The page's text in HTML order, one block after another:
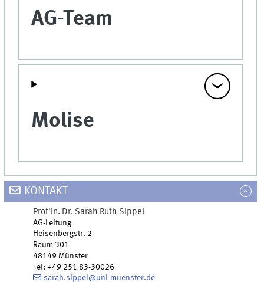
AG-Team
Molise
KONTAKT
Prof'in. Dr. Sarah Ruth Sippel
AG-Leitung
Heisenbergstr. 2
Raum 301
48149 Münster
Tel:+49 251 83-30026
sarah.sippel@uni-muenster.de